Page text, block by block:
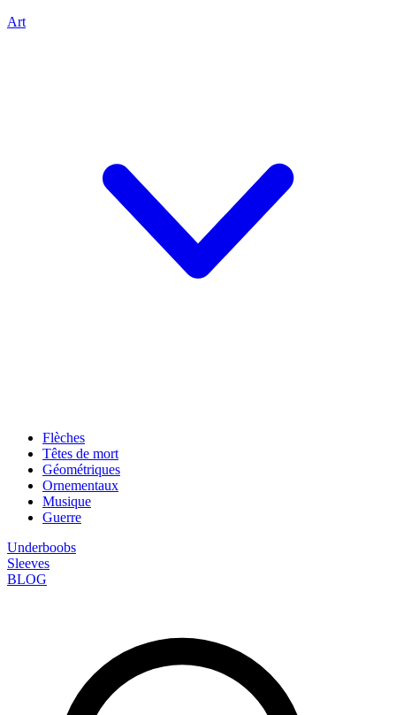
Art
Flèches
Têtes de mort
Géométriques
Ornementaux
Musique
Guerre
Underboobs
Sleeves
BLOG